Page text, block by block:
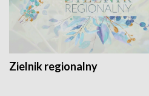
Zielnik regionalny